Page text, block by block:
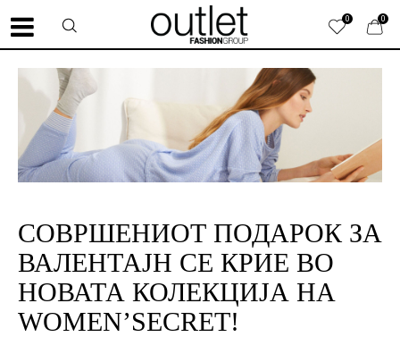
0
0
СОВРШЕНИОТ ПОДАРОК ЗА
ВАЛЕНТАЈН СЕ КРИЕ ВО
НОВАТА КОЛЕКЦИЈА НА
WOMEN’SECRET!